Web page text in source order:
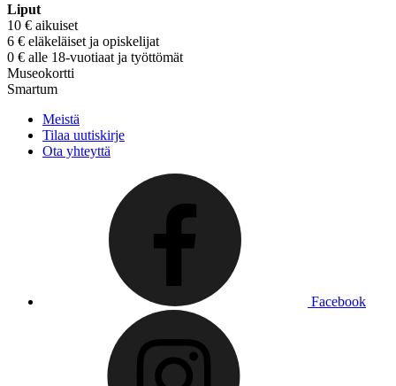
Liput
10 € aikuiset
6 € eläkeläiset ja opiskelijat
0 € alle 18-vuotiaat ja työttömät
Museokortti
Smartum
Meistä
Tilaa uutiskirje
Ota yhteyttä
Facebook